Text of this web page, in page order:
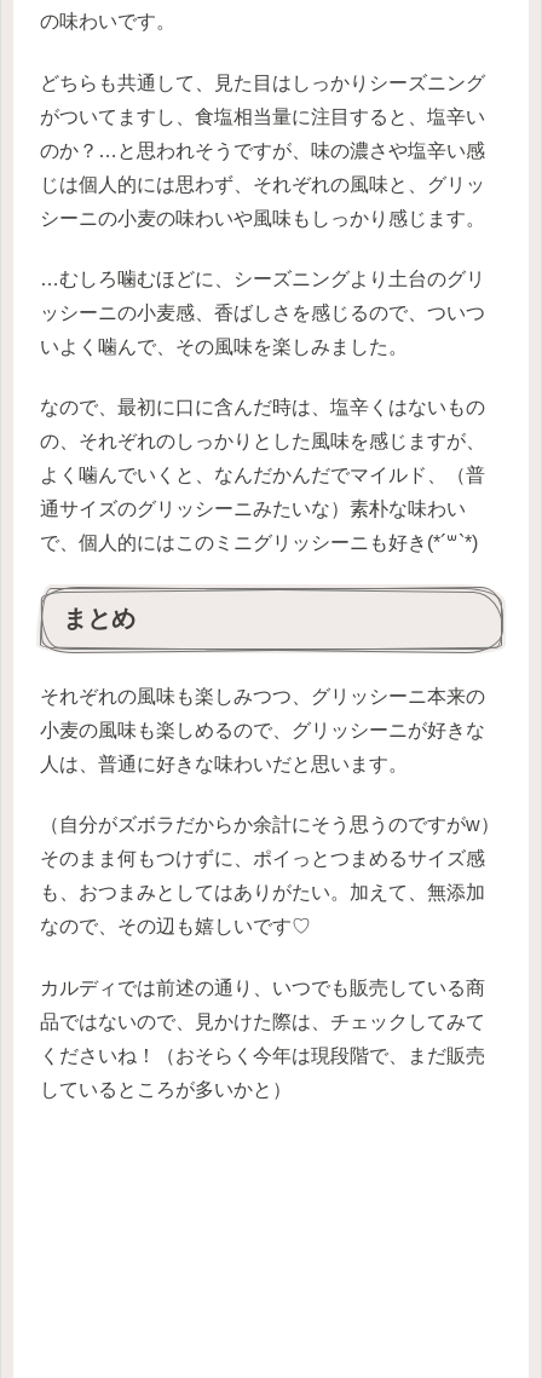
の味わいです。
どちらも共通して、見た目はしっかりシーズニング
がついてますし、食塩相当量に注目すると、塩辛い
のか？…と思われそうですが、味の濃さや塩辛い感
じは個人的には思わず、それぞれの風味と、グリッ
シーニの小麦の味わいや風味もしっかり感じます。
…むしろ噛むほどに、シーズニングより土台のグリ
ッシーニの小麦感、香ばしさを感じるので、ついつ
いよく噛んで、その風味を楽しみました。
なので、最初に口に含んだ時は、塩辛くはないもの
の、それぞれのしっかりとした風味を感じますが、
よく噛んでいくと、なんだかんだでマイルド、（普
通サイズのグリッシーニみたいな）素朴な味わい
で、個人的にはこのミニグリッシーニも好き(*´꒳`*)
まとめ
それぞれの風味も楽しみつつ、グリッシーニ本来の
小麦の風味も楽しめるので、グリッシーニが好きな
人は、普通に好きな味わいだと思います。
（自分がズボラだからか余計にそう思うのですがw）
そのまま何もつけずに、ポイっとつまめるサイズ感
も、おつまみとしてはありがたい。加えて、無添加
なので、その辺も嬉しいです♡
カルディでは前述の通り、いつでも販売している商
品ではないので、見かけた際は、チェックしてみて
くださいね！（おそらく今年は現段階で、まだ販売
しているところが多いかと）